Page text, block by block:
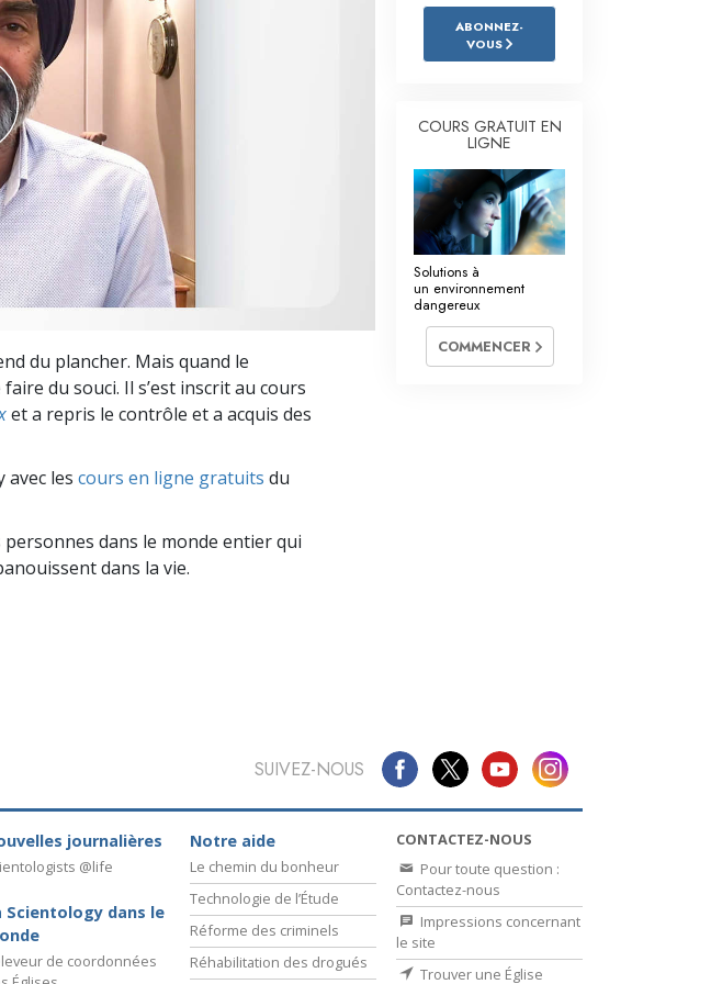
L’échelle des tons émotionnels
Réponses aux drogues
Des outils pour le monde du travail
L’éthique et les conditions
La raison de l’oppression
Les investigations
Les fondements de l’organisation
Les fondements des relations publiques
du plancher. Mais quand le
du souci. Il s’est inscrit au cours
et a repris le contrôle et a acquis des
avec les cours en ligne gratuits du
dans le monde entier qui
dans la vie.
ABONNEZ-
VOUS
COURS GRATUIT EN
LIGNE
Solutions à
un environnement
dangereux
COMMENCER
SUIVEZ-NOUS
journalières
@life
Scientology dans le
de coordonnées
Notre aide
Le chemin du bonheur
Technologie de l’Étude
Réforme des criminels
Réhabilitation des drogués
CONTACTEZ-NOUS
Pour toute question :
Contactez-nous
Impressions concernant
le site
Trouver une Église